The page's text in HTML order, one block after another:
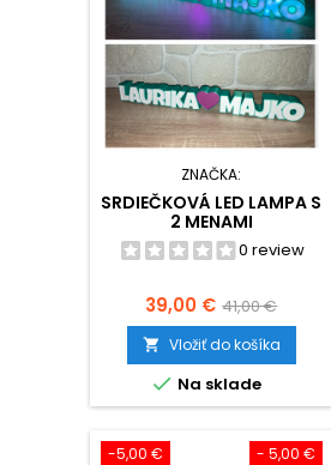
ZNAČKA:
SRDIEČKOVÁ LED LAMPA S
2 MENAMI
0 review
Cena
39,00 € Základná
cena
41,00 €
 Vložiť do košíka
 Na sklade
- 5,00 €
-5,00 €